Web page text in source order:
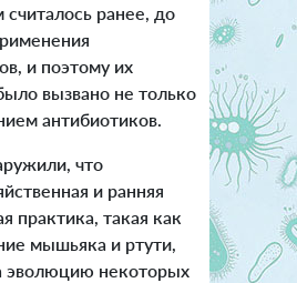
ранее, до
и поэтому их
вызвано не только
антибиотиков.
что
и ранняя
практика, такая как
мышьяка и ртути,
эволюцию некоторых